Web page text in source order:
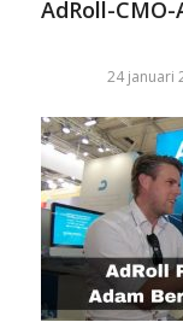
AdRoll-
24 januari